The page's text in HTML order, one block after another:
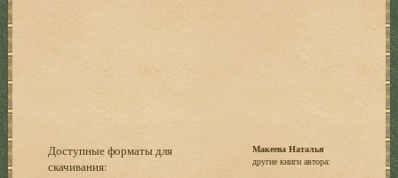
Доступные форматы для
скачивания:
Макеева Наталья
другие книги автора: